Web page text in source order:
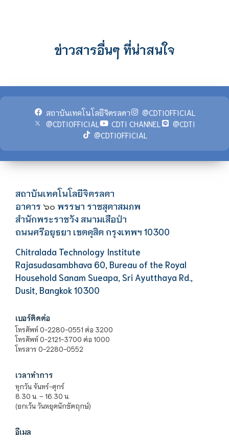
ข่าวสารอื่นๆ ที่น่าสนใจ
สถาบันเทคโนโลยีจิตรลดา
@CDTIOFFICIAL
@CDTIOFFICIAL
CDTI CHANNEL
@CDTI
@CDTIOFFICIAL
สถาบันเทคโนโลยีจิตรลดา
อาคาร ๖๐ พรรษา ราชสุดาสมภพ
สำนักพระราชวัง สนามเสือป่า
ถนนศรีอยุธยา เขตดุสิต กรุงเทพฯ 10300
Chitralada Technology Institute
Rajasudasambhava 60, Bureau of the Royal
Household Sanam Sueapa, Sri Ayutthaya Rd.,
Dusit, Bangkok 10300
เบอร์ติดต่อ
โทรศัพท์ 0-2280-0551 ต่อ 3200
โทรศัพท์ 0-2121-3700 ต่อ 1000
โทรสาร 0-2280-0552
เวลาทำการ
ทุกวัน จันทร์-ศุกร์
8.30 น. – 16.30 น.
(ยกเว้น วันหยุดนักขัตฤกษ์)
อีเมล